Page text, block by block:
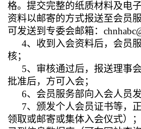
格。提交完整的纸质材料及电
资料以邮寄的方式报送至会员
可发送到专委会邮箱：
4、收到入会资料后，会员
核；
5、审核通过后，报送理事
批准后，方可入会；
6、会员服务部向入会人员
7、颁发个人会员证书等，
领取或邮寄或集体入会仪式）